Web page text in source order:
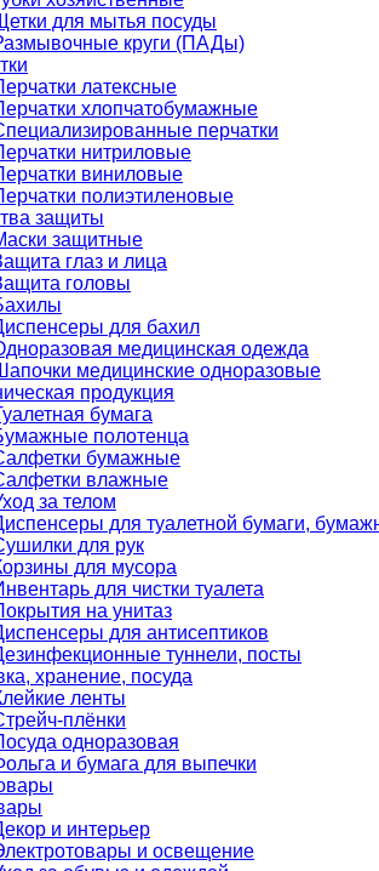
для мытья посуды
круги (ПАДы)
латексные
хлопчатобумажные
перчатки
нитриловые
виниловые
полиэтиленовые
защиты
защитные
глаз и лица
головы
для бахил
медицинская одежда
медицинские одноразовые
продукция
бумага
полотенца
бумажные
влажные
за телом
для туалетной бумаги,
для рук
для мусора
для чистки туалета
на унитаз
для антисептиков
туннели, посты
хранение, посуда
ленты
плёнки
одноразовая
и бумага для выпечки
и интерьер
и освещение